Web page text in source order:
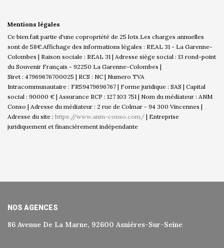
Mentions légales
Ce bien fait partie d'une copropriété de 25 lots.Les charges annuelles
sont de 58€.Affichage des informations légales : REAL 31 - La Garenne-
Colombes | Raison sociale : REAL 31 | Adresse siège social : 13 rond-point
du Souvenir Français - 92250 La Garenne-Colombes |
Siret : 47969676700025 | RCS : NC | Numero TVA
Intracommunautaire : FR59479696767 | Forme juridique : SAS | Capital
social : 90000 € | Assurance RCP : 127 103 751 | Nom du médiateur : ANM
Conso | Adresse du médiateur : 2 rue de Colmar - 94 300 Vincennes |
Adresse du site : https://www.anm-conso.com/ | Entreprise
juridiquement et financièrement indépendante
NOS AGENCES
86 Avenue De La Marne, 92600 Asnières-Sur-Seine